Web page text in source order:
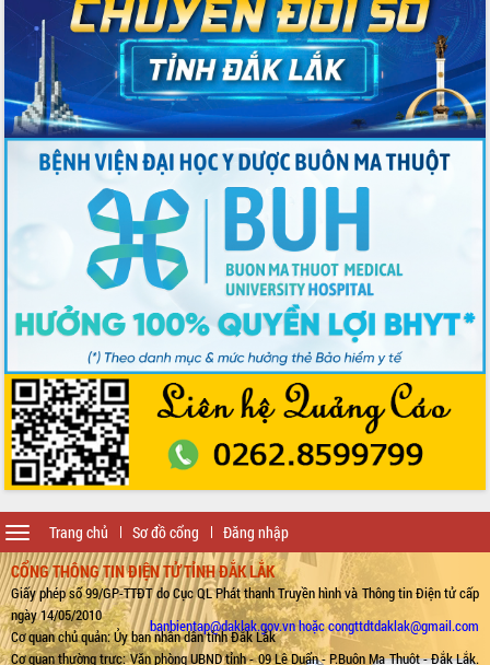
Trang chủ Sơ đồ cổng Đăng nhập
Toggle
navigation
CỔNG THÔNG TIN ĐIỆN TỬ TỈNH ĐẮK LẮK
Giấy phép số 99/GP-TTĐT do Cục QL Phát thanh Truyền hình và Thông tin Điện tử cấp
ngày 14/05/2010
Cơ quan chủ quản: Ủy ban nhân dân tỉnh Đắk Lắk
Cơ quan thường trực: Văn phòng UBND tỉnh - 09 Lê Duẩn - P.Buôn Ma Thuột - Đắk Lắk.
banbientap@daklak.gov.vn hoặc congttdtdaklak@gmail.com